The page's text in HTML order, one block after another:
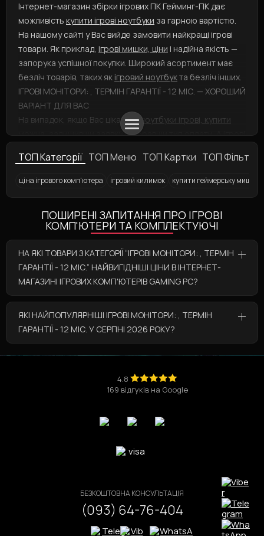
Інтернет-магазин збірки ігрових ПК Гейминг-ПК дає
можливість купити ігрові ноутбуки за гарною вартістю.
На нашому сайті у Вас вийде замовити найкращі ігрові
товари. Як приклад, ігрові мишки, ціни і надійна якість —
запорука успішної покупки. Широкий асортимент має
безліч товарів, таких як ігровий ноутбукта безліч інших.
ІГРОВІ МОНІТОРИ: , ТЕРМІН ГАРАНТІЇ - 12 МІС. — ХОРОШИЙ
ВАРІАНТ ДЛЯ ВАС
На випадок, якщо Вас цікавить ноутбуки ігрові, купити
можна, залишивши заявку і вибравши тип оплати. Аігрові
скоріше робіть вибір! Ви збираєтесь замовити продукт,
як геймерська клавіатура? Ми допоможемо Вам!
ТОП Категорії ТОП Меню ТОП Картки ТОП Фільтри
ціна ігрового комп'ютера ігровий килимок
купити геймерську мишку
Ігровий комп'ютер
Ігрові ноутбуки Аксесуари для геймерів Ігрова
Ігровий комп'ютер Ryzen 5 7500F / RTX 4070 V2 Ігровий роутер (WiFi)
Ігрові колонки F&D Ігрові монітори 165 Гц Мишки ігрові Hator Ігрові
ПОШИРЕНІ ЗАПИТАННЯ ПРО ІГРОВІ
КОМП'ЮТЕРИ ТА КОМПЛЕКТУЮЧІ
НА ЯКІ ТОВАРИ З КАТЕГОРІЇ “ІГРОВІ МОНІТОРИ: , ТЕРМІН
ГАРАНТІЇ - 12 МІС.” НАЙВИГІДНІШІ ЦІНИ В ІНТЕРНЕТ-
МАГАЗИНІ ІГРОВИХ КОМП'ЮТЕРІВ GAMING PC?
У категорії “Ігрові монітори: , Термін гарантії - 12
міс.” за вигідними цінами представлені такі
товари:
Ігровий комп'ютер Core i5 12400 / RTX 5060 Ti
/ DDR5💰за ціною 77 359 грн
Ігровий комп'ютер Core i5 13400 / RTX 5060 /
💰за ціною 76 041 грн
ЯКІ НАЙПОПУЛЯРНІШІ ІГРОВІ МОНІТОРИ: , ТЕРМІН
ГАРАНТІЇ - 12 МІС. У СЕРПНІ 2026 РОКУ?
Ігровий комп'ютер Core i5 12400 / RTX 5070 Ti /
Ігровий комп'ютер Ryzen 9 9900X / RX 9070
4.8
169 відгуків на Google
БЕЗКОШТОВНА КОНСУЛЬТАЦІЯ
(093) 64-76-404